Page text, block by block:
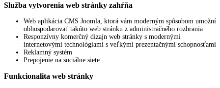
Služba vytvorenia web stránky zahŕňa
Web aplikácia CMS Joomla, ktorá vám moderným spôsobom umožní
obhospodarovať takúto web stránku z administračného rozhrania
Responzívny komerčný dizajn web stránky s modernými
internetovými technológiami s veľkými prezentačnými schopnosťami
Reklamný systém
Prepojenie na sociálne siete
Funkcionalita web stránky